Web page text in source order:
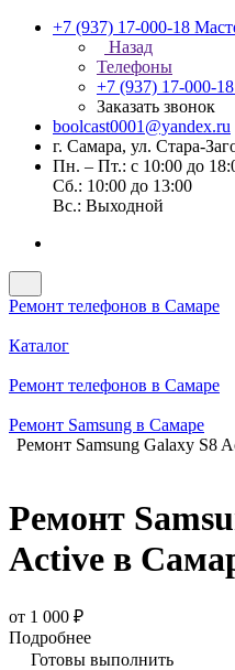
+7 (937) 17-000-18
Назад
Телефоны
+7 (937) 17-000-18
Заказать звонок
boolcast0001@yandex.ru
г. Самара, ул. Стара-
Пн. – Пт.: с 10:00 до
Сб.: 10:00 до 13:00
Вс.: Выходной
Ремонт телефонов в Самаре
Каталог
Ремонт телефонов в Самаре
Ремонт Samsung в Самаре
Ремонт Samsung Galaxy S8
Ремонт
Active в
от 1 000 ₽
Подробнее
Готовы выполнить